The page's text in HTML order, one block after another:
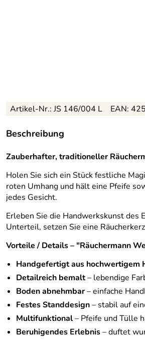
Artikel-Nr.: JS 146/004 L EAN:
Beschreibung
Zauberhafter, traditioneller
Holen Sie sich ein Stück festliche
roten Umhang und hält eine Pfeife
jedes Gesicht.
Erleben Sie die Handwerkskunst des
Unterteil, setzen Sie eine
Vorteile / Details – "Räuchermann
Handgefertigt aus hochwertigem
Detailreich bemalt– lebendige
Boden abnehmbar– einfache
Festes Standdesign– stabil auf
Multifunktional– Pfeife und Tülle
Beruhigendes Erlebnis– duftet